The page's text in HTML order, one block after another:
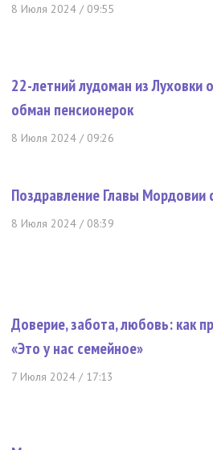
8 Июля 2024 / 09:55
22-летний лудоман из Луховки
обман пенсионерок
8 Июля 2024 / 09:26
Поздравление Главы
8 Июля 2024 / 08:39
Доверие, забота, любовь: как
«Это у нас семейное»
7 Июля 2024 / 17:13